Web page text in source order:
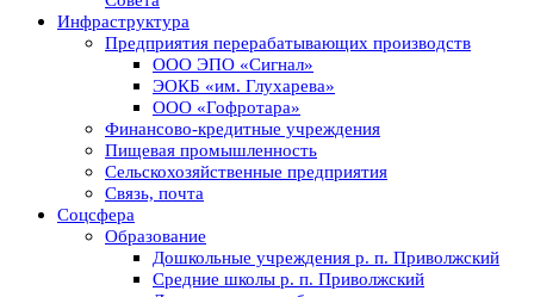
Инфраструктура
Предприятия перерабатывающих производств
ООО ЭПО «Сигнал»
ЭОКБ «им. Глухарева»
ООО «Гофротара»
Финансово-кредитные учреждения
Пищевая промышленность
Сельскохозяйственные предприятия
Связь, почта
Соцсфера
Образование
Дошкольные учреждения р. п. Приволжский
Средние школы р. п. Приволжский